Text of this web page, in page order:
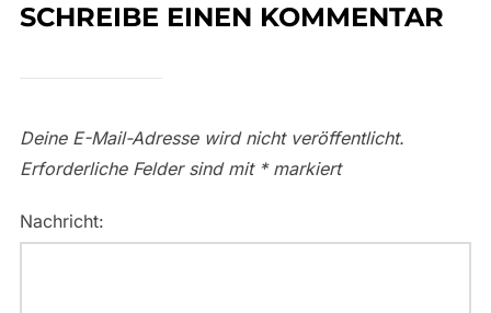
SCHREIBE EINEN KOMMENTAR
Deine E-Mail-Adresse wird nicht veröffentlicht.
Erforderliche Felder sind mit *markiert
Nachricht: